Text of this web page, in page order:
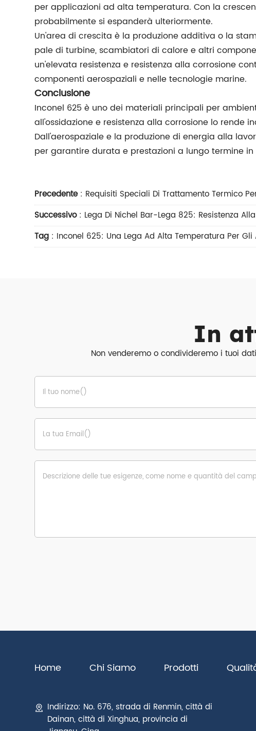
per applicazioni ad alta temperatura. Con la
probabilmente si espanderà ulteriormente.
Un'area di crescita è la produzione additiva o la
pale di turbine, scambiatori di calore e altri
un'elevata resistenza e resistenza alla corrosione
componenti aerospaziali e nelle tecnologie marine.
Conclusione
Inconel 625 è uno dei materiali principali per
all'ossidazione e resistenza alla corrosione lo rende
Dall'aerospaziale e la produzione di energia alla
per garantire durata e prestazioni a lungo termine
Precedente: Requisiti Speciali Di Trattamento Termico
Successivo: Lega Di Nichel Bar-Lega 825: Resistenza
Tag : Inconel 625: Una Lega Ad Alta Temperatura Per
In
Non venderemo o condivideremo i tuoi
Home Chi Siamo Prodotti
Indirizzo: No. 676, strada di Renmin, città di
Dainan, città di Xinghua, provincia di